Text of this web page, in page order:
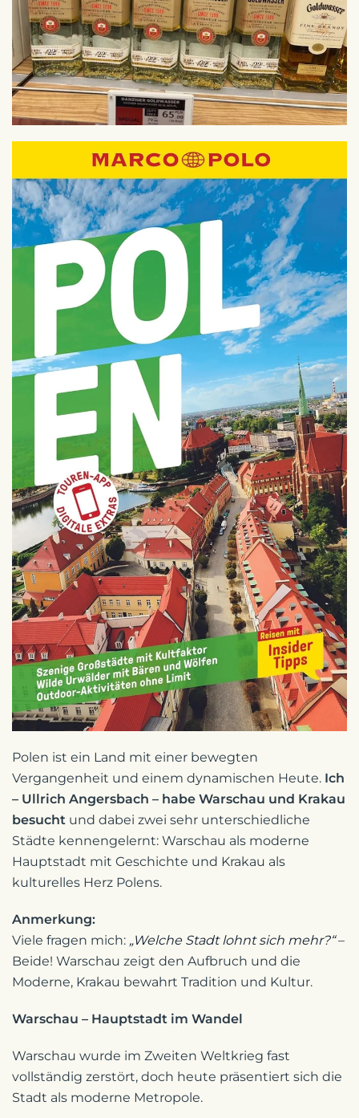
Zoom
Zoom
Polen ist ein Land mit einer bewegten
Vergangenheit und einem dynamischen Heute. Ich
– Ullrich Angersbach – habe Warschau und Krakau
besucht und dabei zwei sehr unterschiedliche
Städte kennengelernt: Warschau als moderne
Hauptstadt mit Geschichte und Krakau als
kulturelles Herz Polens.
Anmerkung:
Viele fragen mich: „Welche Stadt lohnt sich mehr?“–
Beide! Warschau zeigt den Aufbruch und die
Moderne, Krakau bewahrt Tradition und Kultur.
Warschau – Hauptstadt im Wandel
Warschau wurde im Zweiten Weltkrieg fast
vollständig zerstört, doch heute präsentiert sich die
Stadt als moderne Metropole.